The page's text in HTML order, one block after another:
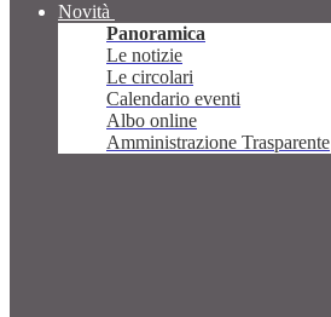
Novità
Panoramica
Le notizie
Le circolari
Calendario eventi
Albo online
Amministrazione Trasparente